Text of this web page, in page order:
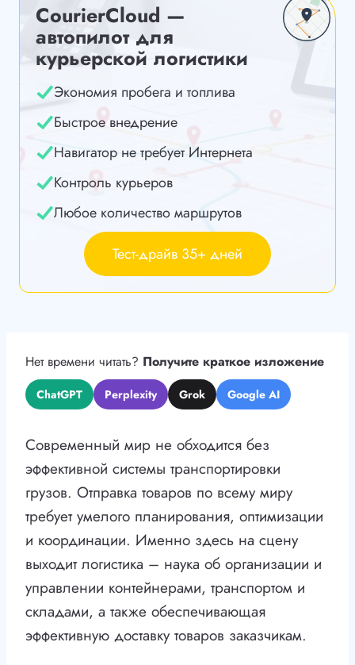
CourierCloud —
автопилот для
курьерской логистики
Экономия пробега и топлива
Быстрое внедрение
Навигатор не требует Интернета
Контроль курьеров
Любое количество маршрутов
Тест-драйв 35+ дней
Нет времени читать? Получите краткое изложение
ChatGPT Perplexity Grok Google AI
Современный мир не обходится без
эффективной системы транспортировки
грузов. Отправка товаров по всему миру
требует умелого планирования, оптимизации
и координации. Именно здесь на сцену
выходит логистика – наука об организации и
управлении контейнерами, транспортом и
складами, а также обеспечивающая
эффективную доставку товаров заказчикам.